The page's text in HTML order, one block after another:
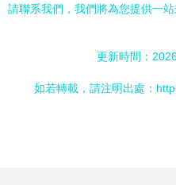
請聯系我們，我們將為您提供一
更新時間：
如若轉載，請注明出處：